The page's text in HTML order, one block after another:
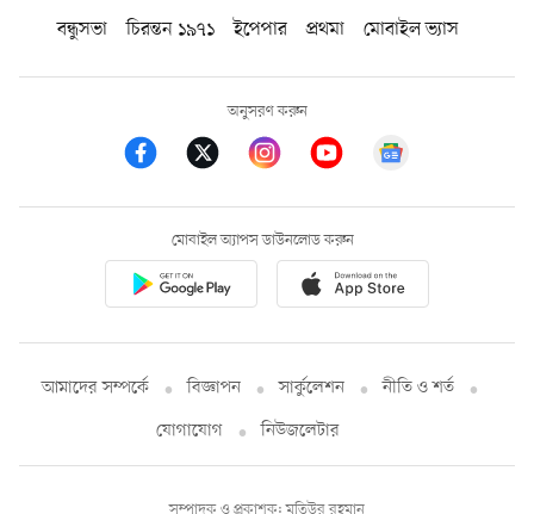
বন্ধুসভা
চিরন্তন ১৯৭১ ইপেপার প্রথমা মোবাইল ভ্যাস
অনুসরণ করুন
মোবাইল অ্যাপস ডাউনলোড করুন
আমাদের সম্পর্কে বিজ্ঞাপন সার্কুলেশন
নীতি ও শর্ত
যোগাযোগ
নিউজলেটার
সম্পাদক ও প্রকাশক: মতিউর রহমান